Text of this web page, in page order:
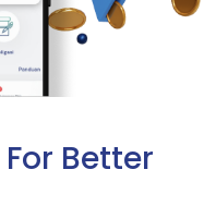
Better